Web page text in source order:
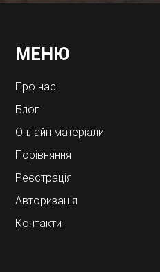
МЕНЮ
Про нас
Блог
Онлайн матеріали
Порівняння
Реєстрація
Авторизація
Контакти